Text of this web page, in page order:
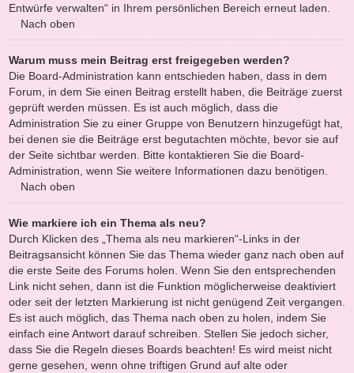
Entwürfe verwalten“ in Ihrem persönlichen Bereich erneut laden.
Nach oben
Warum muss mein Beitrag erst freigegeben werden?
Die Board-Administration kann entschieden haben, dass in dem
Forum, in dem Sie einen Beitrag erstellt haben, die Beiträge zuerst
geprüft werden müssen. Es ist auch möglich, dass die
Administration Sie zu einer Gruppe von Benutzern hinzugefügt hat,
bei denen sie die Beiträge erst begutachten möchte, bevor sie auf
der Seite sichtbar werden. Bitte kontaktieren Sie die Board-
Administration, wenn Sie weitere Informationen dazu benötigen.
Nach oben
Wie markiere ich ein Thema als neu?
Durch Klicken des „Thema als neu markieren“-Links in der
Beitragsansicht können Sie das Thema wieder ganz nach oben auf
die erste Seite des Forums holen. Wenn Sie den entsprechenden
Link nicht sehen, dann ist die Funktion möglicherweise deaktiviert
oder seit der letzten Markierung ist nicht genügend Zeit vergangen.
Es ist auch möglich, das Thema nach oben zu holen, indem Sie
einfach eine Antwort darauf schreiben. Stellen Sie jedoch sicher,
dass Sie die Regeln dieses Boards beachten! Es wird meist nicht
gerne gesehen, wenn ohne triftigen Grund auf alte oder